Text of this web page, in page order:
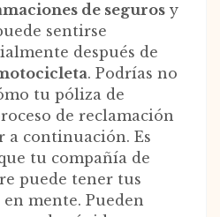
de seguros y
sentirse
después de
. Podrías no
tu póliza de
de reclamación
a continuación. Es
tu compañía de
puede tener tus
mente. Pueden